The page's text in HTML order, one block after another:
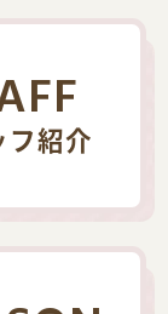
フ紹介